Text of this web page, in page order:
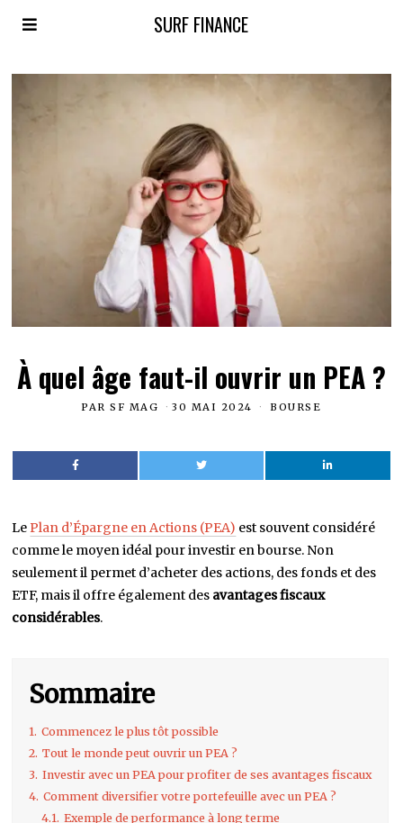
SURF FINANCE
À quel âge faut-il ouvrir un PEA ?
PARSF MAG 30 MAI 2024 BOURSE
LePlan d’Épargne en Actions (PEA) est souvent considéré
comme le moyen idéal pour investir en bourse. Non
seulement il permet d’acheter des actions, des fonds et des
ETF, mais il offre également des avantages fiscaux
considérables.
Sommaire
1. Commencez le plus tôt possible
2. Tout le monde peut ouvrir un PEA ?
3. Investir avec un PEA pour profiter de ses avantages fiscaux
4. Comment diversifier votre portefeuille avec un PEA ?
4.1. Exemple de performance à long terme